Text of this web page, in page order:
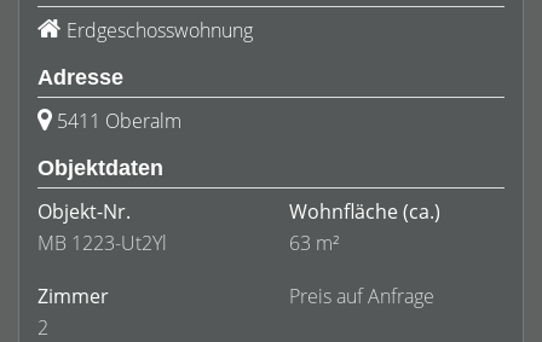
Erdgeschosswohnung
Adresse
5411 Oberalm
Objektdaten
Objekt-Nr.
MB 1223-Ut2Yl
Wohnfläche (ca.)
63 m²
Zimmer
2
Preis auf Anfrage